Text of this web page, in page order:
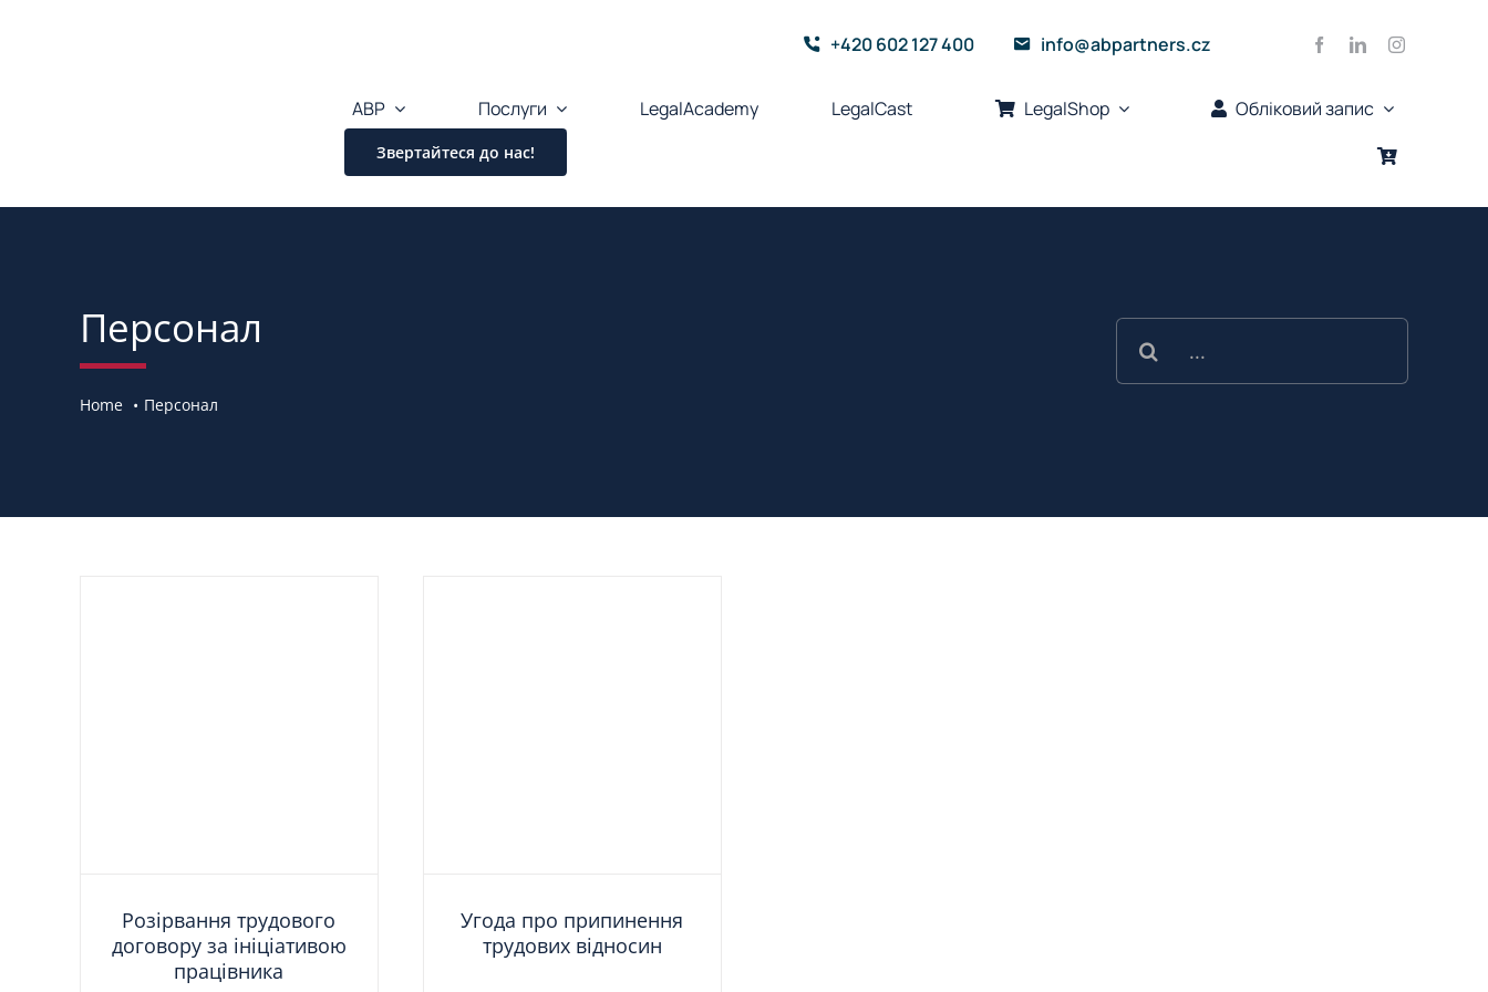
+420 602 127 400 info@abpartners.cz
ABP Послуги LegalAcademy LegalCast LegalShop Обліковий запис
Звертайтеся до нас!
Персонал
Home Персонал
Розірвання трудового
договору за ініціативою
працівника
Угода про припинення
трудових відносин